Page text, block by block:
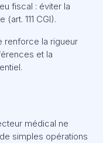
fiscal : éviter la
111 CGI).
renforce la rigueur
et la
médical ne
simples opérations